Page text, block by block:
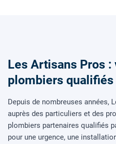
Les Artisans Pros :
plombiers qualifiés
Depuis de nombreuses années,
auprès des particuliers et des
plombiers partenaires qualifiés
pour une urgence, une